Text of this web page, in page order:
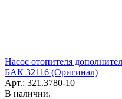
Насос отопителя
БАК 32116 (Оригинал)
Арт.: 321.3780-10
В наличии.